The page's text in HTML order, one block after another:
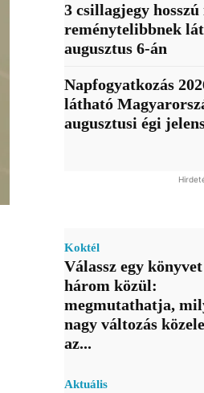
3 csillagjegy
reménytelibbnek
augusztus 6-án
Napfogyatkozás
látható
augusztusi égi
Koktél
Válassz egy
három közül:
megmutathatja,
nagy változás
az...
Aktuális